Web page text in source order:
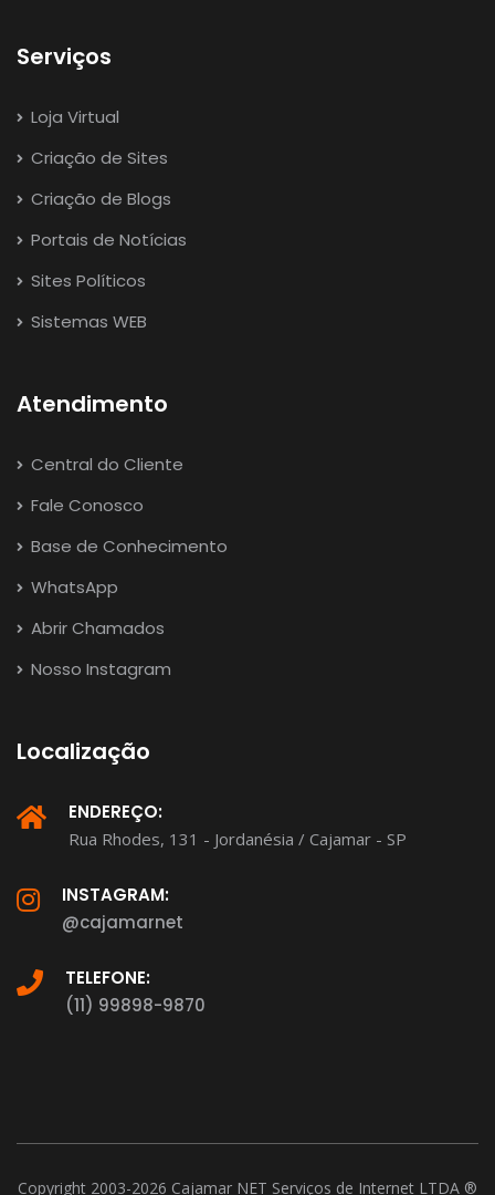
Serviços
Loja Virtual
Criação de Sites
Criação de Blogs
Portais de Notícias
Sites Políticos
Sistemas WEB
Atendimento
Central do Cliente
Fale Conosco
Base de Conhecimento
WhatsApp
Abrir Chamados
Nosso Instagram
Localização
ENDEREÇO:
Rua Rhodes, 131 - Jordanésia / Cajamar - SP
INSTAGRAM:
@cajamarnet
TELEFONE:
(11) 99898-9870
Copyright 2003-2026 Cajamar NET Serviços de Internet LTDA ®